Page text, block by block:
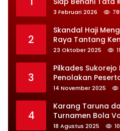
3 Februari 2026
2
Skandal Haji
Raya Tantang
Soal Kontrak
23 Oktober 2025
3
Pilkades
Penolakan
14 November 2025
4
Karang Taruna
Turnamen Bola
Diikuti 28 Tim
18 Agustus 2025